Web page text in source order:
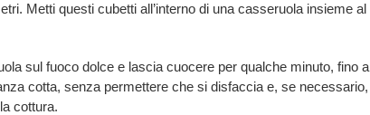
Metti questi cubetti all’interno di una casseruola insieme al
sul fuoco dolce e lascia cuocere per qualche minuto, fino a
cotta, senza permettere che si disfaccia e, se necessario,
cottura.